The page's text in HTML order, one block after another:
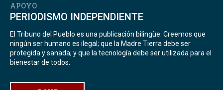
APOYO
PERIODISMO INDEPENDIENTE
El Tribuno del Pueblo es una publicación bilingüe. Creemos que
ningún ser humano es ilegal; que la Madre Tierra debe ser
protegida y sanada; y que la tecnología debe ser utilizada para el
bienestar de todos.